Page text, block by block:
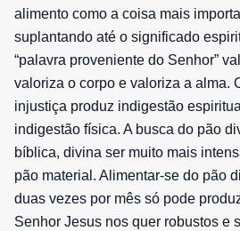
alimento como a coisa mais
suplantando até o significado
“palavra proveniente do Senhor”
valoriza o corpo e valoriza a alma.
injustiça produz indigestão
indigestão física. A busca do pão
bíblica, divina ser muito mais
pão material. Alimentar-se do pão
duas vezes por mês só pode
Senhor Jesus nos quer robustos e